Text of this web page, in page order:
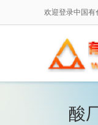
欢迎登录中国有
酸